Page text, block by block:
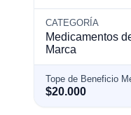
CATEGORÍA
Medicamentos
Marca
Tope de Beneficio
$20.000